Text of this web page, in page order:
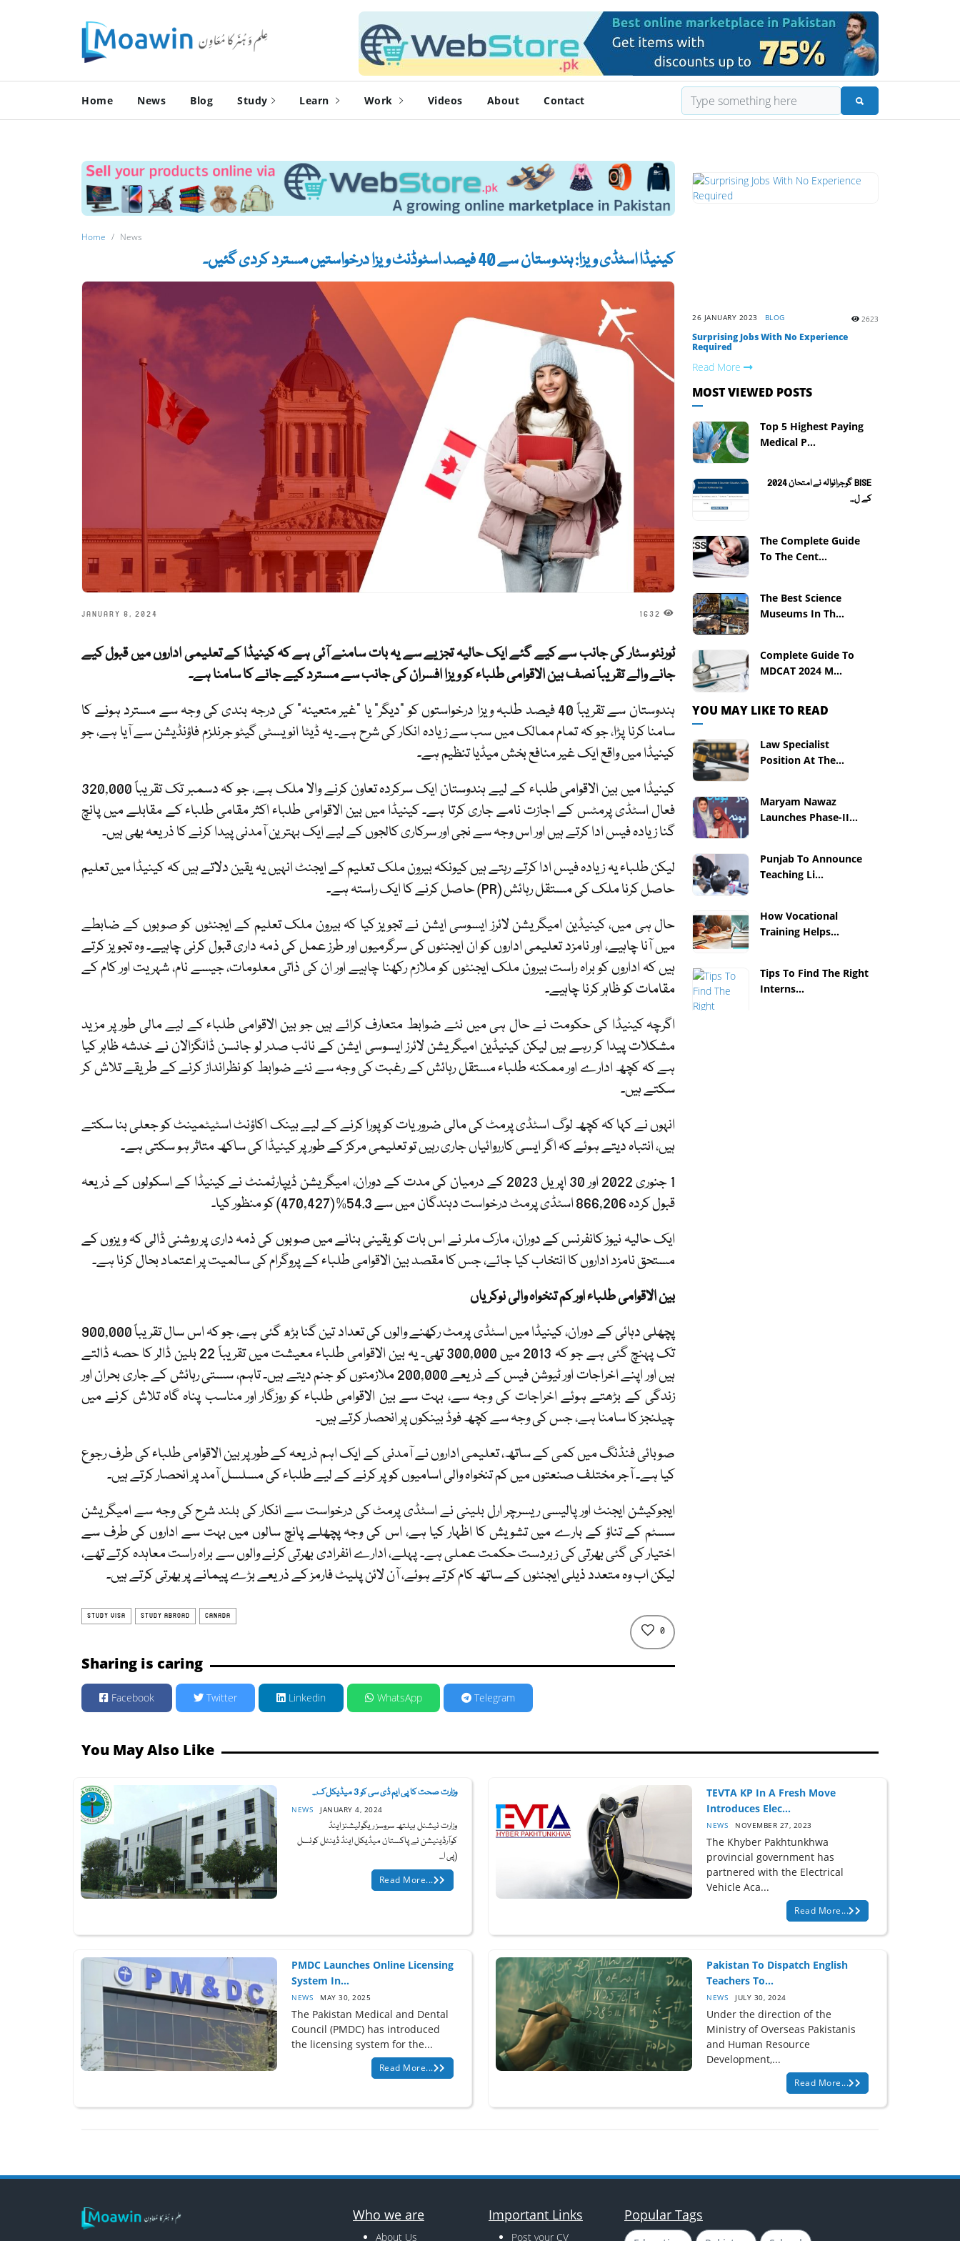
Home News Blog Study Learn Work Videos About Contact
Home News
کینیڈا اسٹڈی ویزا: ہندوستان سے 40 فیصد اسٹوڈنٹ ویزا درخواستیں مسترد کردی گئیں۔
JANUARY 8, 2024 1632
ٹورنٹو سٹار کی جانب سے کیے گئے ایک حالیہ تجزیے سے یہ بات سامنے آئی ہے کہ کینیڈا کے تعلیمی اداروں میں قبول کیے
جانے والے تقریباً نصف بین الاقوامی طلباء کو ویزا افسران کی جانب سے مسترد کیے جانے کا سامنا ہے۔
ہندوستان سے تقریباً 40 فیصد طلبہ ویزا درخواستوں کو "دیگر" یا "غیر متعینہ" کی درجہ بندی کی وجہ سے مسترد ہونے کا
سامنا کرنا پڑا، جو کہ تمام ممالک میں سب سے زیادہ انکار کی شرح ہے۔ یہ ڈیٹا انویسٹی گیٹو جرنلزم فاؤنڈیشن سے آیا ہے، جو
کینیڈا میں واقع ایک غیر منافع بخش میڈیا تنظیم ہے۔
کینیڈا میں بین الاقوامی طلباء کے لیے ہندوستان ایک سرکردہ تعاون کرنے والا ملک ہے، جو کہ دسمبر تک تقریباً 320,000
فعال اسٹڈی پرمٹس کے اجازت نامے جاری کرتا ہے۔ کینیڈا میں بین الاقوامی طلباء اکثر مقامی طلباء کے مقابلے میں پانچ
گنا زیادہ فیس ادا کرتے ہیں اور اس وجہ سے نجی اور سرکاری کالجوں کے لیے ایک بہترین آمدنی پیدا کرنے کا ذریعہ بھی ہیں۔
لیکن طلباء یہ زیادہ فیس ادا کرتے رہتے ہیں کیونکہ بیرون ملک تعلیم کے ایجنٹ انہیں یہ یقین دلاتے ہیں کہ کینیڈا میں تعلیم
حاصل کرنا ملک کی مستقل رہائش (PR) حاصل کرنے کا ایک راستہ ہے۔
حال ہی میں، کینیڈین امیگریشن لائرز ایسوسی ایشن نے تجویز کیا کہ بیرون ملک تعلیم کے ایجنٹوں کو صوبوں کے ضابطے
میں آنا چاہیے، اور نامزد تعلیمی اداروں کو ان ایجنٹوں کی سرگرمیوں اور طرز عمل کی ذمہ داری قبول کرنی چاہیے۔ وہ تجویز کرتے
ہیں کہ اداروں کو براہ راست بیرون ملک ایجنٹوں کو ملازم رکھنا چاہیے اور ان کی ذاتی معلومات، جیسے نام، شہریت اور کام کے
مقامات کو ظاہر کرنا چاہیے۔
اگرچہ کینیڈا کی حکومت نے حال ہی میں نئے ضوابط متعارف کرائے ہیں جو بین الاقوامی طلباء کے لیے مالی طور پر مزید
مشکلات پیدا کر رہے ہیں لیکن کینیڈین امیگریشن لائرز ایسوسی ایشن کے نائب صدر لو جانسن ڈانگزالان نے خدشہ ظاہر کیا
ہے کہ کچھ ادارے اور ممکنہ طلباء مستقل رہائش کے رغبت کی وجہ سے نئے ضوابط کو نظرانداز کرنے کے طریقے تلاش کر
سکتے ہیں۔
انہوں نے کہا کہ کچھ لوگ اسٹڈی پرمٹ کی مالی ضروریات کو پورا کرنے کے لیے بینک اکاؤنٹ اسٹیٹمینٹ کو جعلی بنا سکتے
ہیں، انتباہ دیتے ہوئے کہ اگر ایسی کارروائیاں جاری رہیں تو تعلیمی مرکز کے طور پر کینیڈا کی ساکھ متاثر ہو سکتی ہے۔
1 جنوری 2022 اور 30 اپریل 2023 کے درمیان کی مدت کے دوران، امیگریشن ڈیپارٹمنٹ نے کینیڈا کے اسکولوں کے ذریعہ
قبول کردہ 866,206 اسٹڈی پرمٹ درخواست دہندگان میں سے 54.3% (470,427) کو منظور کیا۔
ایک حالیہ نیوز کانفرنس کے دوران، مارک ملر نے اس بات کو یقینی بنانے میں صوبوں کی ذمہ داری پر روشنی ڈالی کہ ویزوں کے
مستحق نامزد اداروں کا انتخاب کیا جائے، جس کا مقصد بین الاقوامی طلباء کے پروگرام کی سالمیت پر اعتماد بحال کرنا ہے۔
بین الاقوامی طلباء اور کم تنخواہ والی نوکریاں
پچھلی دہائی کے دوران، کینیڈا میں اسٹڈی پرمٹ رکھنے والوں کی تعداد تین گنا بڑھ گئی ہے، جو کہ اس سال تقریباً 900,000
تک پہنچ گئی ہے جو کہ 2013 میں 300,000 تھی۔ یہ بین الاقوامی طلباء معیشت میں تقریباً 22 بلین ڈالر کا حصہ ڈالتے
ہیں اور اپنے اخراجات اور ٹیوشن فیس کے ذریعے 200,000 ملازمتوں کو جنم دیتے ہیں۔ تاہم، سستی رہائش کے جاری بحران اور
زندگی کے بڑھتے ہوئے اخراجات کی وجہ سے، بہت سے بین الاقوامی طلباء کو روزگار اور مناسب پناہ گاہ تلاش کرنے میں
چیلنجز کا سامنا ہے، جس کی وجہ سے کچھ فوڈ بینکوں پر انحصار کرتے ہیں۔
صوبائی فنڈنگ میں کمی کے ساتھ، تعلیمی اداروں نے آمدنی کے ایک اہم ذریعہ کے طور پر بین الاقوامی طلباء کی طرف رجوع
کیا ہے۔ آجر مختلف صنعتوں میں کم تنخواہ والی اسامیوں کو پر کرنے کے لیے طلباء کی مسلسل آمد پر انحصار کرتے ہیں۔
ایجوکیشن ایجنٹ اور پالیسی ریسرچر ارل بلینی نے اسٹڈی پرمٹ کی درخواست سے انکار کی بلند شرح کی وجہ سے امیگریشن
سسٹم کے تناؤ کے بارے میں تشویش کا اظہار کیا ہے، اس کی وجہ پچھلے پانچ سالوں میں بہت سے اداروں کی طرف سے
اختیار کی گئی بھرتی کی زبردست حکمت عملی ہے۔ پہلے، ادارے انفرادی بھرتی کرنے والوں سے براہ راست معاہدہ کرتے تھے،
لیکن اب وہ متعدد ذیلی ایجنٹوں کے ساتھ کام کرتے ہوئے، آن لائن پلیٹ فارمز کے ذریعے بڑے پیمانے پر بھرتی کرتے ہیں۔
STUDY VISA STUDY ABROAD CANADA
0
Sharing is caring
Facebook Twitter Linkedin WhatsApp Telegram
26 JANUARY 2023 BLOG 2623
Surprising Jobs With No Experience
Required
Read More
MOST VIEWED POSTS
Top 5 Highest Paying
Medical P...
BISE گوجرانوالہ نے امتحان 2024
کے ل...
The Complete Guide
To The Cent...
The Best Science
Museums In Th...
Complete Guide To
MDCAT 2024 M...
YOU MAY LIKE TO READ
Law Specialist
Position At The...
Maryam Nawaz
Launches Phase-II...
Punjab To Announce
Teaching Li...
How Vocational
Training Helps...
Tips To Find The Right
Interns...
You May Also Like
وزارت صحت کا پی ایم ڈی سی کو 3 میڈیکل ک...
NEWS JANUARY 4, 2024
وزارت نیشنل ہیلتھ سروسز ریگولیشنز اینڈ
کوآرڈینیشن نے پاکستان میڈیکل اینڈ ڈینٹل کونسل
(پی ا...
Read More...
TEVTA KP In A Fresh Move
Introduces Elec...
NEWS NOVEMBER 27, 2023
The Khyber Pakhtunkhwa
provincial government has
partnered with the Electrical
Vehicle Aca...
Read More...
PMDC Launches Online Licensing
System In...
NEWS MAY 30, 2025
The Pakistan Medical and Dental
Council (PMDC) has introduced
the licensing system for the...
Read More...
Pakistan To Dispatch English
Teachers To...
NEWS JULY 30, 2024
Under the direction of the
Ministry of Overseas Pakistanis
and Human Resource
Development,...
Read More...
Who we are
About Us
Important Links
Post your CV
Popular Tags